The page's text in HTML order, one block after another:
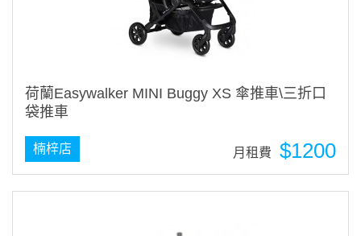
荷蘭Easywalker MINI Buggy XS 傘推車\三折口
袋推車
$1200
月租費
楠梓店